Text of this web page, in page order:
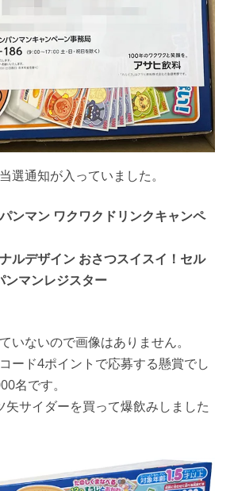
選通知が入っていました。
ンマン ワクワクドリンクキャンペ
ルデザイン おさつスイスイ！セル
ンマンレジスター
いないので画像はありません。
ード4ポイントで応募する懸賞でし
名です。
矢サイダーを買って爆飲みしました